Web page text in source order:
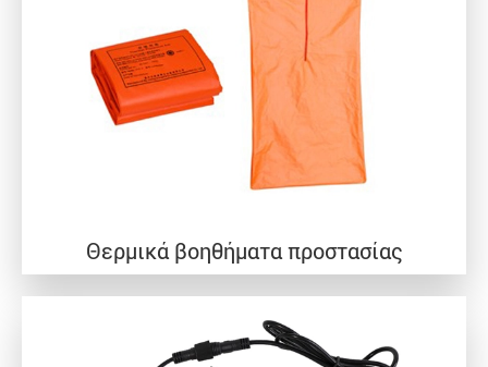
Θερμικά βοηθήματα προστασίας